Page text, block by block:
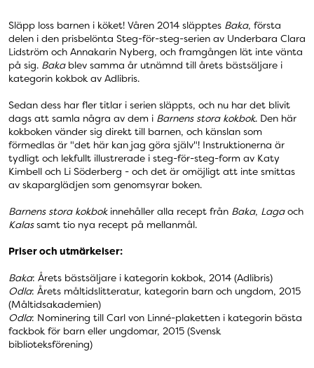
Släpp loss barnen i köket! Våren 2014 släpptes Baka, första
delen i den prisbelönta Steg-för-steg-serien av Underbara Clara
Lidström och Annakarin Nyberg, och framgången lät inte vänta
på sig. Bakablev samma år utnämnd till årets bästsäljare i
kategorin kokbok av Adlibris.
Sedan dess har fler titlar i serien släppts, och nu har det blivit
dags att samla några av dem i Barnens stora kokbok. Den här
kokboken vänder sig direkt till barnen, och känslan som
förmedlas är "det här kan jag göra själv"! Instruktionerna är
tydligt och lekfullt illustrerade i steg-för-steg-form av Katy
Kimbell och Li Söderberg - och det är omöjligt att inte smittas
av skaparglädjen som genomsyrar boken.
Barnens stora kokbokinnehåller alla recept från Baka, Lagaoch
Kalassamt tio nya recept på mellanmål.
Priser och utmärkelser:
Baka: Årets bästsäljare i kategorin kokbok, 2014 (Adlibris)
Odla: Årets måltidslitteratur, kategorin barn och ungdom, 2015
(Måltidsakademien)
Odla: Nominering till Carl von Linné-plaketten i kategorin bästa
fackbok för barn eller ungdomar, 2015 (Svensk
biblioteksförening)